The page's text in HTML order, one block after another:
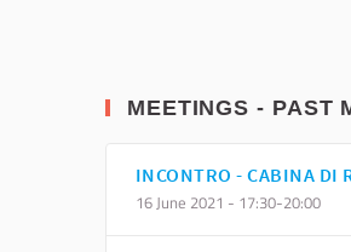
MEETINGS - PAST
INCONTRO - CABINA DI
16 June 2021 - 17:30-20:00